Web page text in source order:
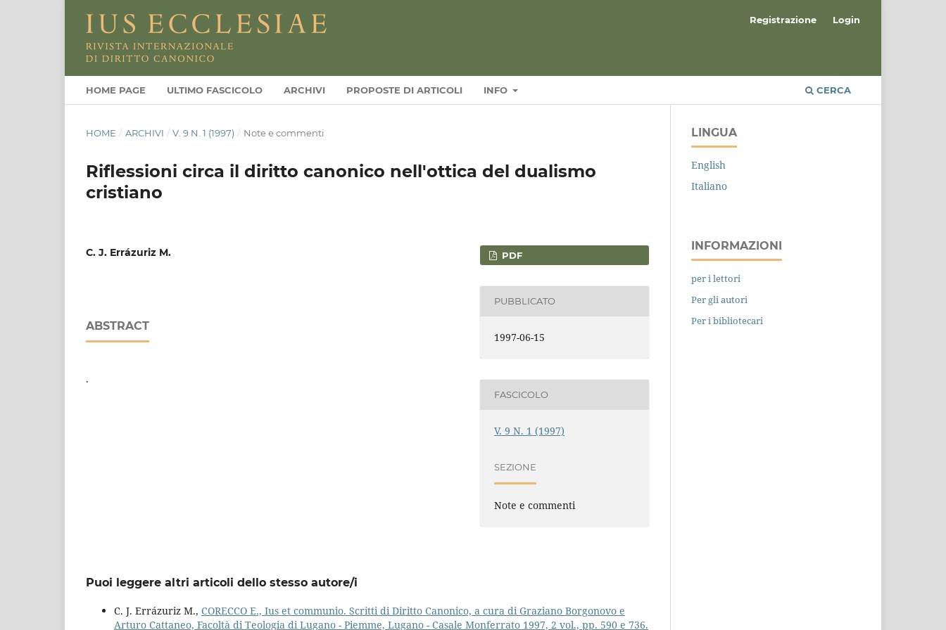
HOME PAGE ULTIMO FASCICOLO ARCHIVI PROPOSTE DI ARTICOLI INFO CERCA
Registrazione Login
HOME / ARCHIVI / V. 9 N. 1 (1997) / Note e commenti
Riflessioni circa il diritto canonico nell'ottica del dualismo
cristiano
C. J. Errázuriz M.
ABSTRACT
.
PDF
PUBBLICATO
1997-06-15
FASCICOLO
V. 9 N. 1 (1997)
SEZIONE
Note e commenti
Puoi leggere altri articoli dello stesso autore/i
C. J. Errázuriz M., CORECCO E., Ius et communio. Scritti di Diritto Canonico, a cura di Graziano Borgonovo e
Arturo Cattaneo, Facoltà di Teologia di Lugano - Piemme, Lugano - Casale Monferrato 1997, 2 vol., pp. 590 e 736.
LINGUA
English
Italiano
INFORMAZIONI
per i lettori
Per gli autori
Per i bibliotecari